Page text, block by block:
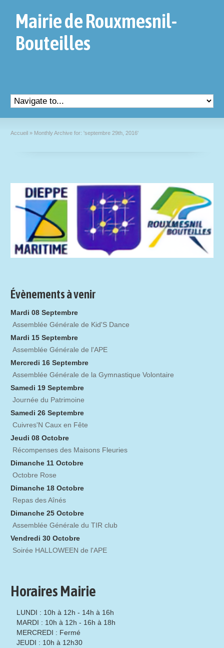
Mairie de Rouxmesnil-
Bouteilles
Accueil » Monthly Archive for: 'septembre 29th, 2016'
Évènements à venir
Mardi 08 Septembre
Assemblée Générale de Kid'S Dance
Mardi 15 Septembre
Assemblée Générale de l'APE
Mercredi 16 Septembre
Assemblée Générale de la Gymnastique Volontaire
Samedi 19 Septembre
Journée du Patrimoine
Samedi 26 Septembre
Cuivres'N Caux en Fête
Jeudi 08 Octobre
Récompenses des Maisons Fleuries
Dimanche 11 Octobre
Octobre Rose
Dimanche 18 Octobre
Repas des Aînés
Dimanche 25 Octobre
Assemblée Générale du TIR club
Vendredi 30 Octobre
Soirée HALLOWEEN de l'APE
Horaires Mairie
LUNDI : 10h à 12h - 14h à 16h
MARDI : 10h à 12h - 16h à 18h
MERCREDI : Fermé
JEUDI : 10h à 12h30